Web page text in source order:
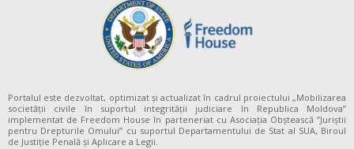
Portalul este dezvoltat, optimizat și actualizat în cadrul proiectului „Mobilizarea
societății civile în suportul integrității judiciare în Republica Moldova”
implementat de Freedom House în parteneriat cu Asociația Obștească ”Juriștii
pentru Drepturile Omului” cu suportul Departamentului de Stat al SUA, Biroul
de Justiție Penală și Aplicare a Legii.